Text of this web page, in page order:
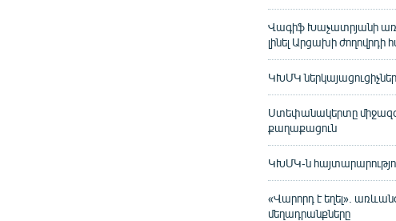
Վագիֆ Խաչատրյանի
լինել Արցախի ժողովրդի
ԿԽՄԿ
Ստեփանակերտը
քաղաքացուն
ԿԽՄԿ-ն
«Վարորդ է եղել».
մեղադրանքները